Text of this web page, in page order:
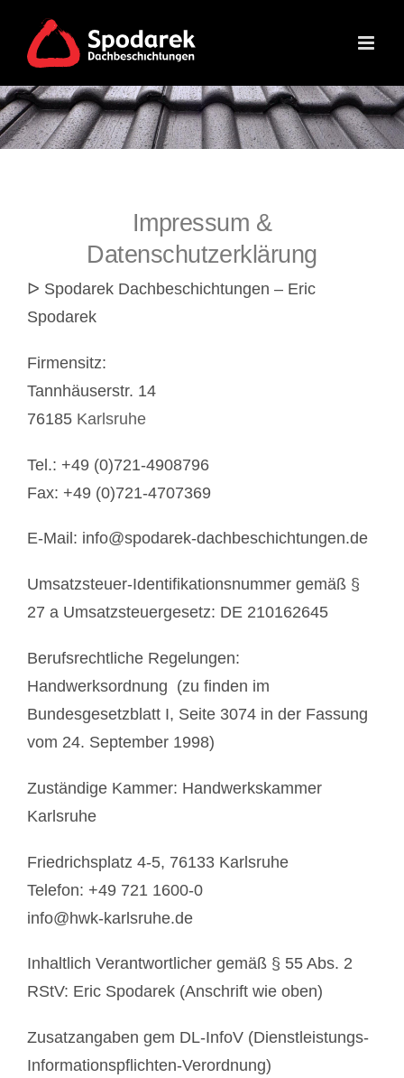
content
Impressum &
Datenschutzerklärung
ᐅ Spodarek Dachbeschichtungen – Eric
Spodarek
Firmensitz:
Tannhäuserstr. 14
76185 Karlsruhe
Tel.: +49 (0)721-4908796
Fax: +49 (0)721-4707369
E-Mail: info@spodarek-dachbeschichtungen.de
Umsatzsteuer-Identifikationsnummer gemäß §
27 a Umsatzsteuergesetz: DE 210162645
Berufsrechtliche Regelungen:
Handwerksordnung (zu finden im
Bundesgesetzblatt I, Seite 3074 in der Fassung
vom 24. September 1998)
Zuständige Kammer: Handwerkskammer
Karlsruhe
Friedrichsplatz 4-5, 76133 Karlsruhe
Telefon: +49 721 1600-0
info@hwk-karlsruhe.de
Inhaltlich Verantwortlicher gemäß § 55 Abs. 2
RStV: Eric Spodarek (Anschrift wie oben)
Zusatzangaben gem DL-InfoV (Dienstleistungs-
Informationspflichten-Verordnung)